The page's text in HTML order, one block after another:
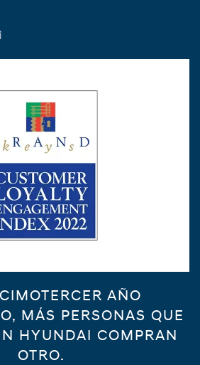
AÑO
MÁS PERSONAS QUE
HYUNDAI COMPRAN
OTRO.